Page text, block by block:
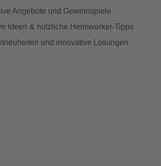
Angebote und Gewinnspiele
Ideen & nützliche Heimwerker-Tipps
und innovative Lösungen